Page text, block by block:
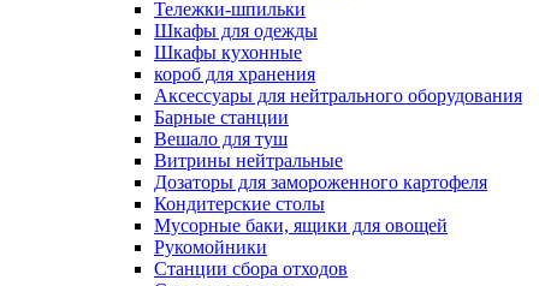
Тележки-шпильки
Шкафы для одежды
Шкафы кухонные
короб для хранения
Аксессуары для нейтрального оборудования
Барные станции
Вешало для туш
Витрины нейтральные
Дозаторы для замороженного картофеля
Кондитерские столы
Мусорные баки, ящики для овощей
Рукомойники
Станции сбора отходов